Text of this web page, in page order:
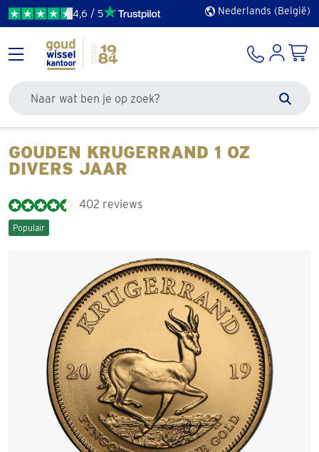
4,6 / 5 Nederlands (België)
GOUDEN KRUGERRAND 1 OZ
DIVERS JAAR
402 reviews
Populair